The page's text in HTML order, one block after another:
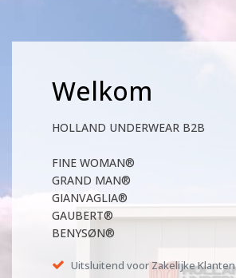
Welkom
HOLLAND UNDERWEAR B2B
FINE WOMAN®
GRAND MAN®
GIANVAGLIA®
GAUBERT®
BENYSØN®
Uitsluitend voor Zakelijke Klanten